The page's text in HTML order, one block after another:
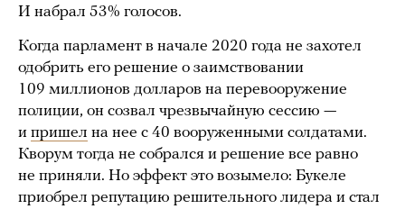
И набрал 53% голосов.
Когда парламент в начале 2020 года не захотел
одобрить его решение о заимствовании
109 миллионов долларов на перевооружение
полиции, он созвал чрезвычайную сессию —
и пришел на нее с 40 вооруженными солдатами.
Кворум тогда не собрался и решение все равно
не приняли. Но эффект это возымело: Букеле
приобрел репутацию решительного лидера и стал